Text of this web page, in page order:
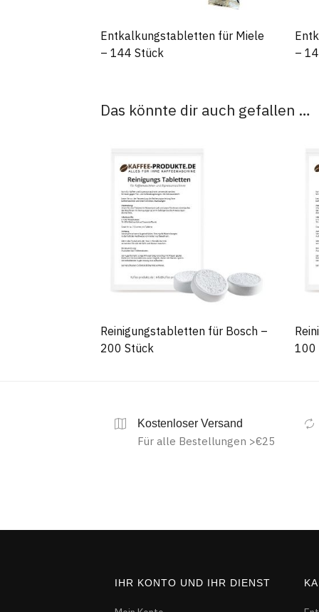
Entkalkungstabletten für Miele
– 144 Stück
–
Das könnte dir auch gefallen …
Reinigungstabletten für Bosch –
200 Stück
100
Kostenloser Versand
Für alle Bestellungen >€25
IHR KONTO UND IHR DIENST